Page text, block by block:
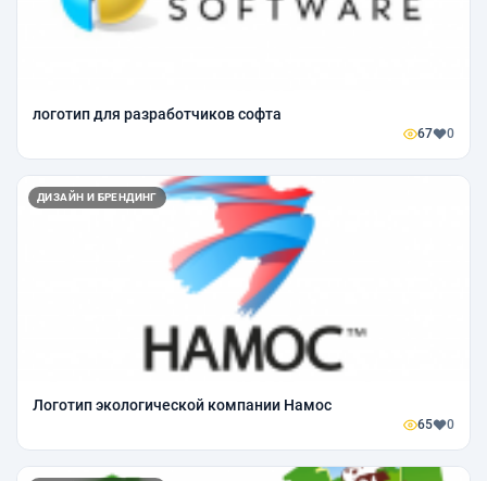
логотип для разработчиков софта
67 0
ДИЗАЙН И БРЕНДИНГ
Логотип экологической компании Намос
65 0